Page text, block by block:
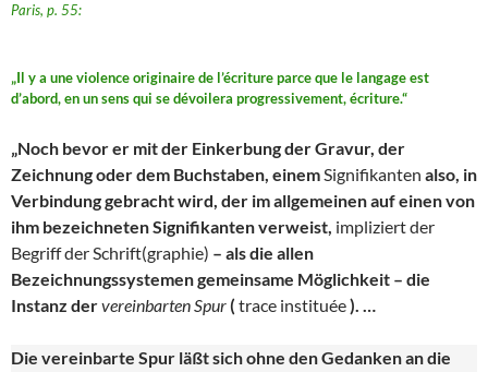
Paris, p. 55:
„Il y a une violence originaire de l’écriture parce que le langage est
d’abord, en un sens qui se dévoilera progressivement, écriture.“
„Noch bevor er mit der Einkerbung der Gravur, der
Zeichnung oder dem Buchstaben, einemSignifikanten also, in
Verbindung gebracht wird, der im allgemeinen auf einen von
ihm bezeichneten Signifikanten verweist, impliziert der
Begriff der Schrift(graphie) – als die allen
Bezeichnungssystemen gemeinsame Möglichkeit – die
Instanz dervereinbarten Spur(trace instituée). …
Die vereinbarte Spur läßt sich ohne den Gedanken an die